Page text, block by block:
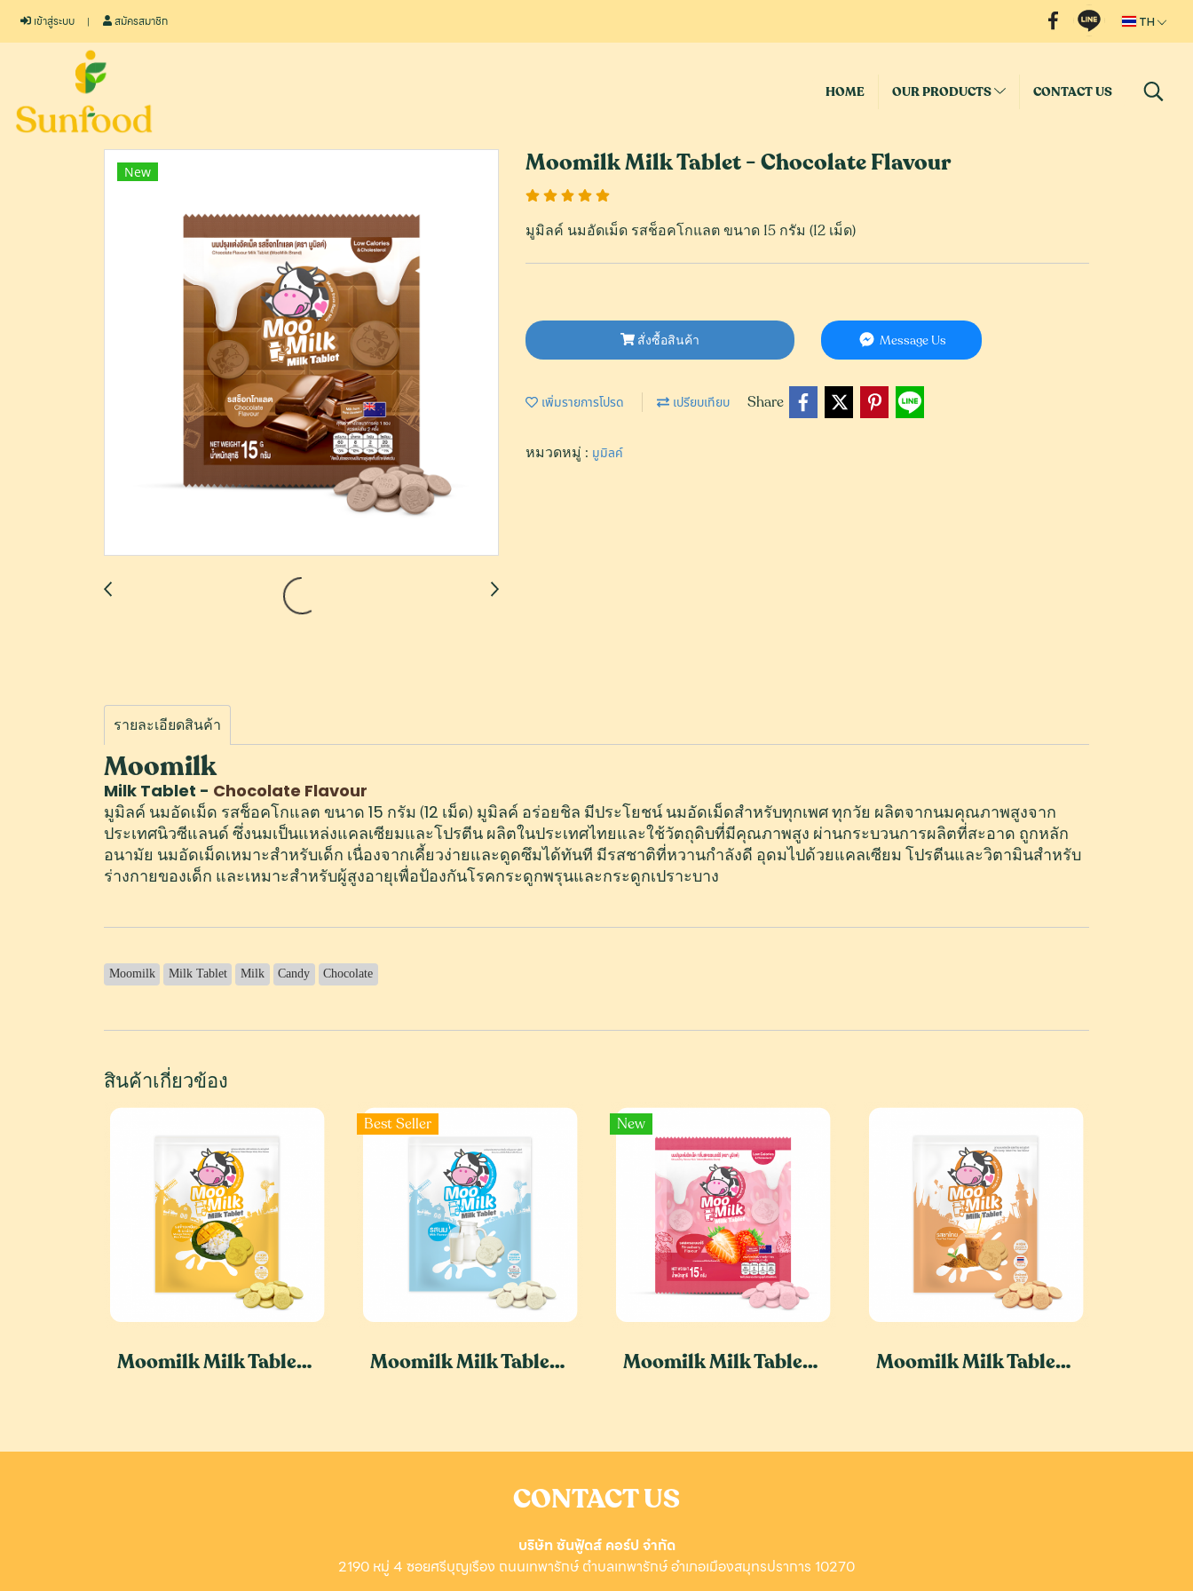
เข้าสู่ระบบ สมัครสมาชิก TH
HOME OUR PRODUCTS CONTACT US
New Moomilk Milk Tablet - Chocolate Flavour
มูมิลค์ นมอัดเม็ด รสช็อคโกแลต ขนาด 15 กรัม (12 เม็ด)
สั่งซื้อสินค้า Message Us
เพิ่มรายการโปรด เปรียบเทียบ Share
หมวดหมู่ : มูมิลค์
รายละเอียดสินค้า
Moomilk
Milk Tablet - Chocolate Flavour
มูมิลค์ นมอัดเม็ด รสช็อคโกแลต ขนาด 15 กรัม (12 เม็ด) มูมิลค์ อร่อยชิล มีประโยชน์ นมอัดเม็ดสำหรับทุกเพศ ทุกวัย ผลิตจากนมคุณภาพสูงจาก
ประเทศนิวซีแลนด์ ซึ่งนมเป็นแหล่งแคลเซียมและโปรตีน ผลิตในประเทศไทยและใช้วัตถุดิบที่มีคุณภาพสูง ผ่านกระบวนการผลิตที่สะอาด ถูกหลัก
อนามัย นมอัดเม็ดเหมาะสำหรับเด็ก เนื่องจากเคี้ยวง่ายและดูดซึมได้ทันที มีรสชาติที่หวานกำลังดี อุดมไปด้วยแคลเซียม โปรตีนและวิตามินสำหรับ
ร่างกายของเด็ก และเหมาะสำหรับผู้สูงอายุเพื่อป้องกันโรคกระดูกพรุนและกระดูกเปราะบาง
Moomilk Milk Tablet Milk Candy Chocolate
สินค้าเกี่ยวข้อง
Moomilk Milk Tablet Mango Sticky Rice Flavor
Best Seller
Moomilk Milk Tablet - Milk Flavour
New
Moomilk Milk Tablet - Strawberry Flavour Moomilk Milk Tablet Thai Tea Flavor
CONTACT US
บริษัท ซันฟู้ดส์ คอร์ป จํากัด
2190 หมู่ 4 ซอยศรีบุญเรือง ถนนเทพารักษ์ ตำบลเทพารักษ์ อำเภอเมืองสมุทรปราการ 10270